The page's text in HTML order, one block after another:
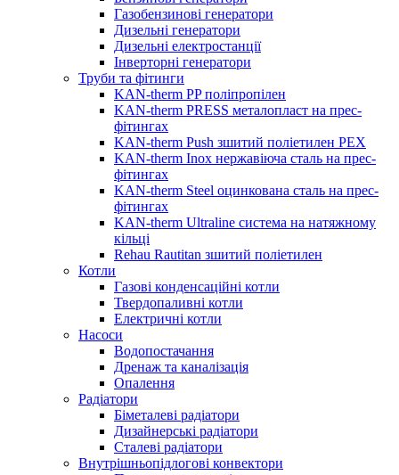
Газобензинові генератори
Дизельні генератори
Дизельні електростанції
Інверторні генератори
Труби та фітинги
KAN-therm PP поліпропілен
KAN-therm PRESS металопласт на прес-
фітингах
KAN-therm Push зшитий поліетилен PEX
KAN-therm Inox нержавіюча сталь на прес-
фітингах
KAN-therm Steel оцинкована сталь на прес-
фітингах
KAN-therm Ultraline система на натяжному
кільці
Rehau Rautitan зшитий поліетилен
Котли
Газові конденсаційні котли
Твердопаливні котли
Електричні котли
Насоси
Водопостачання
Дренаж та каналізація
Опалення
Радіатори
Біметалеві радіатори
Дизайнерські радіатори
Сталеві радіатори
Внутрішньопідлогові конвектори